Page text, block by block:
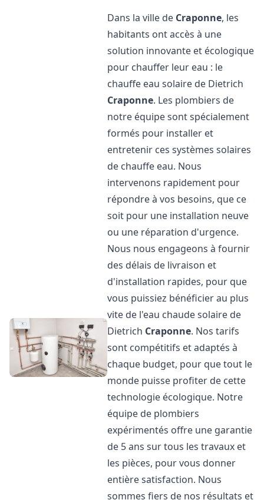
Dans la ville de Craponne, les
habitants ont accès à une
solution innovante et écologique
pour chauffer leur eau : le
chauffe eau solaire de Dietrich
Craponne. Les plombiers de
notre équipe sont spécialement
formés pour installer et
entretenir ces systèmes solaires
de chauffe eau. Nous
intervenons rapidement pour
répondre à vos besoins, que ce
soit pour une installation neuve
ou une réparation d'urgence.
Nous nous engageons à fournir
des délais de livraison et
d'installation rapides, pour que
vous puissiez bénéficier au plus
vite de l'eau chaude solaire de
Dietrich Craponne. Nos tarifs
sont compétitifs et adaptés à
chaque budget, pour que tout le
monde puisse profiter de cette
technologie écologique. Notre
équipe de plombiers
expérimentés offre une garantie
de 5 ans sur tous les travaux et
les pièces, pour vous donner
entière satisfaction. Nous
sommes fiers de nos résultats et